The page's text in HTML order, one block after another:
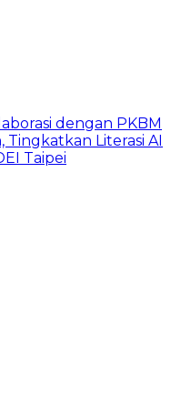
dengan PKBM
Tingkatkan Literasi AI
Taipei